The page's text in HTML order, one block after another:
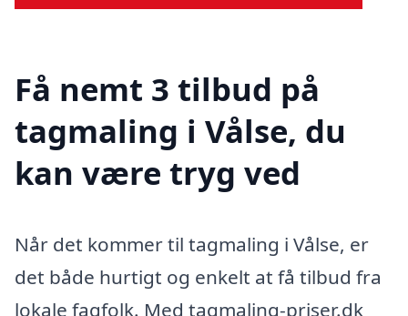
Få nemt 3 tilbud på
tagmaling i Vålse, du
kan være tryg ved
Når det kommer til tagmaling i Vålse, er
det både hurtigt og enkelt at få tilbud fra
lokale fagfolk. Med tagmaling-priser.dk